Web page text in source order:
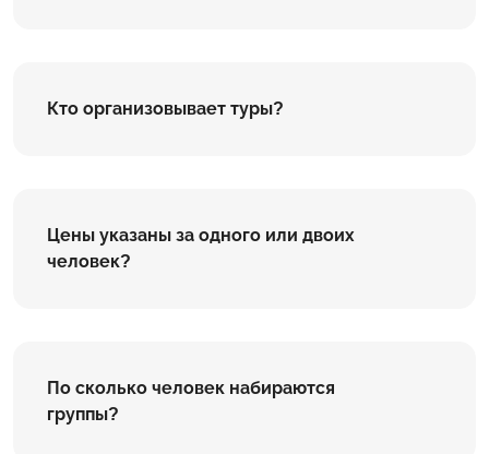
Кто организовывает туры?
Цены указаны за одного или двоих
человек?
По сколько человек набираются
группы?